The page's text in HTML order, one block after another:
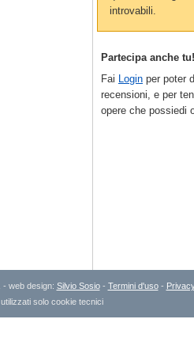
introvabili.
Partecipa anche tu!
Fai Login per poter
recensioni, e per
opere che possiedi
- web design: Silvio Sosio- Termini d'uso-
solo cookie tecnici